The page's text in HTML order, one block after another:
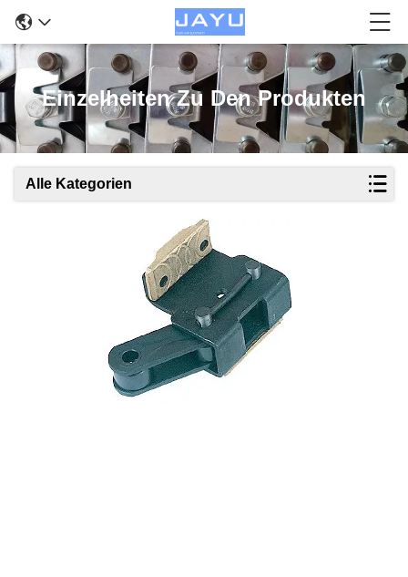
Einzelheiten Zu Den Produkten
Alle Kategorien